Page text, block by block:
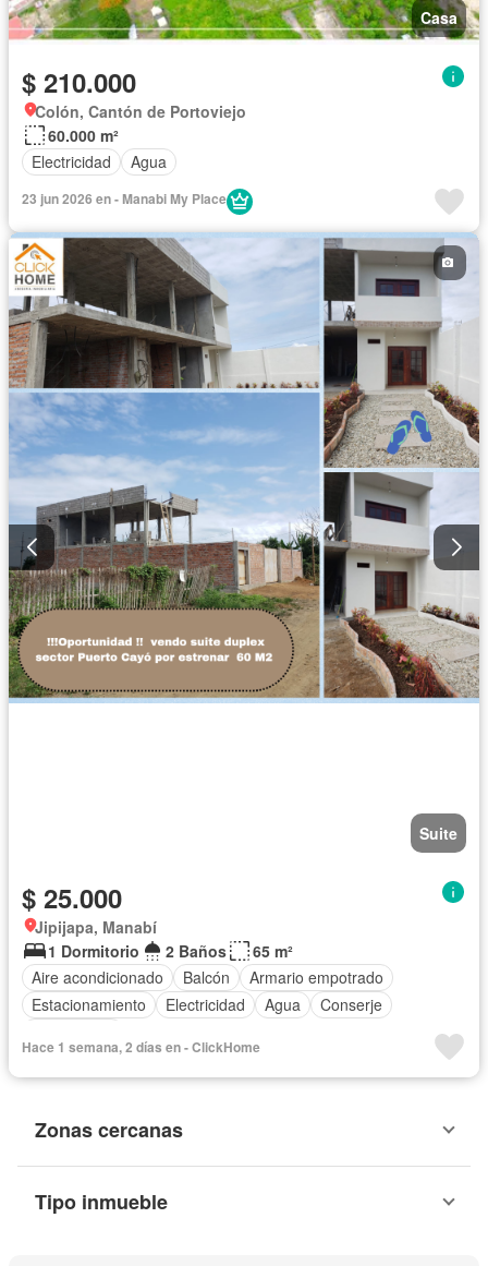
Casa
$ 210.000
Colón, Cantón de Portoviejo
60.000 m²
Electricidad
Agua
23 jun 2026 en - Manabi My Place
Suite
$ 25.000
Jipijapa, Manabí
1 Dormitorio
2 Baños
65 m²
Aire acondicionado
Balcón
Armario empotrado
Estacionamiento
Electricidad Agua
Conserje
Hace 1 semana, 2 días en - ClickHome
Zonas cercanas
Tipo inmueble